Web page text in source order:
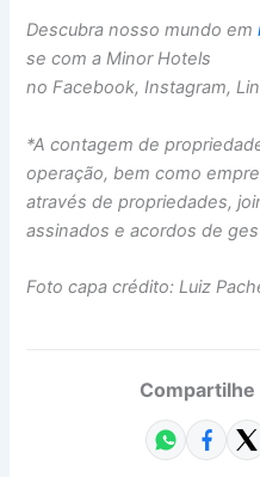
Descubra nosso mundo em
se com a Minor Hotels
no Facebook,Instagram,
*A contagem de
operação, bem como
através de propriedades,
assinados e acordos de
Foto capa crédito: Luiz